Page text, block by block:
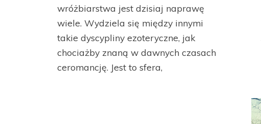
wróżbiarstwa jest dzisiaj naprawę
wiele. Wydziela się między innymi
takie dyscypliny ezoteryczne, jak
chociażby znaną w dawnych czasach
ceromancję. Jest to sfera,